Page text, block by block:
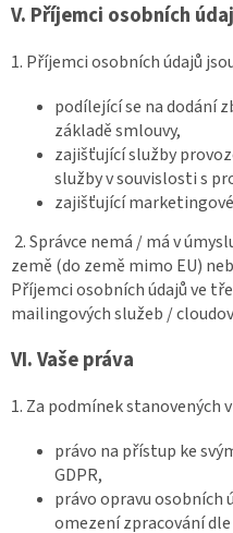
V. Příjemci osobních
1. Příjemci osobních údajů
podílející se na dodání
základě smlouvy,
zajišťující služby
služby v souvislosti s
zajišťující
2. Správce nemá / má v
země (do země mimo EU)
Příjemci osobních údajů ve
mailingových služeb /
VI.Vaše práva
1. Za podmínek stanovených
právo na přístup ke
GDPR,
právo opravu osobních
omezení zpracování dle